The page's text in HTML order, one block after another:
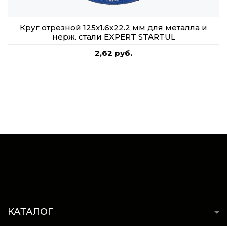
Круг отрезной 125х1.6x22.2 мм для металла и
нерж. стали EXPERT STARTUL
2,62 руб.
КАТАЛОГ